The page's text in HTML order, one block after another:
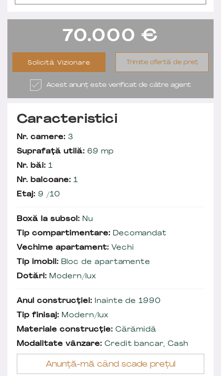
70.000 €
Solicită Vizionare Trimite ofertă de preț
Acest anunț este verificat de către agent
Caracteristici
Nr. camere: 3
Suprafață utilă: 69 mp
Nr. băi: 1
Nr. balcoane: 1
Etaj: 9 /10
Boxă la subsol: Nu
Tip compartimentare: Decomandat
Vechime apartament: Vechi
Tip imobil: Bloc de apartamente
Dotări: Modern/lux
Anul construcției: Inainte de 1990
Tip finisaj: Modern/lux
Materiale construcție: Cărămidă
Modalitate vânzare: Credit bancar, Cash
Anunță-mă când scade prețul